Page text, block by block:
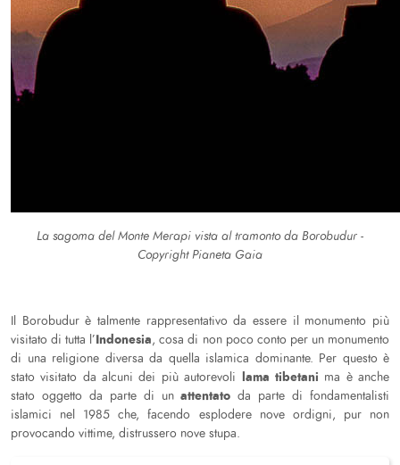
La sagoma del Monte Merapi vista al tramonto da Borobudur -
Copyright Pianeta Gaia
Il Borobudur è talmente rappresentativo da essere il monumento più
visitato di tutta l’Indonesia, cosa di non poco conto per un monumento
di una religione diversa da quella islamica dominante. Per questo è
stato visitato da alcuni dei più autorevoli lama tibetani ma è anche
stato oggetto da parte di unattentatoda parte di fondamentalisti
islamici nel 1985 che, facendo esplodere nove ordigni, pur non
provocando vittime, distrussero nove stupa.